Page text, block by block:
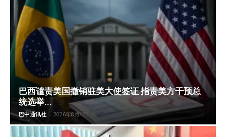
巴西谴责美国撤销驻美大使签证 指责美方干预总
统选举...
巴中通讯社 - 2026年8月4日